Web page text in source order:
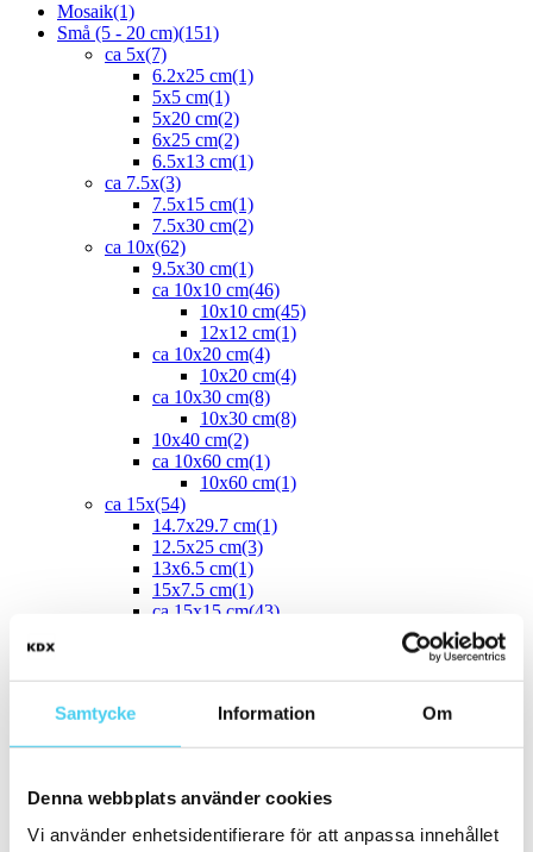
Samtycke Information Om
Denna webbplats använder cookies
Vi använder enhetsidentifierare för att anpassa innehållet
Mosaik(1)
Små (5 - 20 cm)(151)
ca 5x(7)
6.2x25 cm(1)
5x5 cm(1)
5x20 cm(2)
6x25 cm(2)
6.5x13 cm(1)
ca 7.5x(3)
7.5x15 cm(1)
7.5x30 cm(2)
ca 10x(62)
9.5x30 cm(1)
ca 10x10 cm(46)
10x10 cm(45)
12x12 cm(1)
ca 10x20 cm(4)
10x20 cm(4)
ca 10x30 cm(8)
10x30 cm(8)
10x40 cm(2)
ca 10x60 cm(1)
10x60 cm(1)
ca 15x(54)
14.7x29.7 cm(1)
12.5x25 cm(3)
13x6.5 cm(1)
15x7.5 cm(1)
ca 15x15 cm(43)
15x45 cm(1)
ca 20x20 cm(22)
20x20 cm
(22)
20x5 cm(2)